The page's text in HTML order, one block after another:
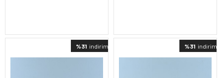
%31 indirimli %31 indirimli